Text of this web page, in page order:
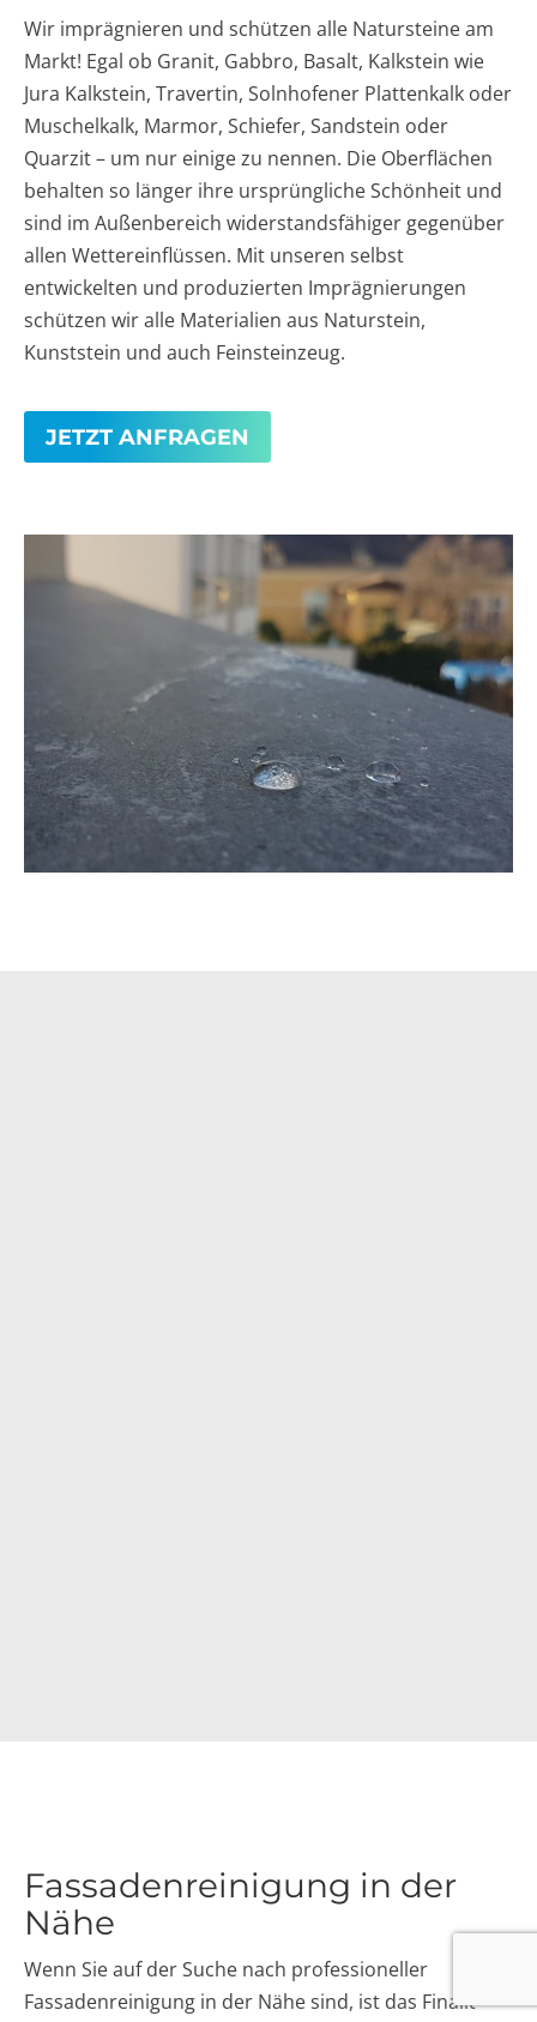
Wir imprägnieren und schützen alle Natursteine am
Markt! Egal ob Granit, Gabbro, Basalt, Kalkstein wie
Jura Kalkstein, Travertin, Solnhofener Plattenkalk oder
Muschelkalk, Marmor, Schiefer, Sandstein oder
Quarzit – um nur einige zu nennen. Die Oberflächen
behalten so länger ihre ursprüngliche Schönheit und
sind im Außenbereich widerstandsfähiger gegenüber
allen Wettereinflüssen. Mit unseren selbst
entwickelten und produzierten Imprägnierungen
schützen wir alle Materialien aus Naturstein,
Kunststein und auch Feinsteinzeug.
JETZT ANFRAGEN
Fassadenreinigung in der
Nähe
Wenn Sie auf der Suche nach professioneller
Fassadenreinigung in der Nähe sind, ist das Finalit